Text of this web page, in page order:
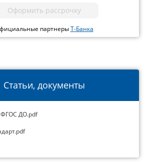
Оформить рассрочку
партнерыТ-Банка
Статьи, документы
ФГОС ДО.pdf